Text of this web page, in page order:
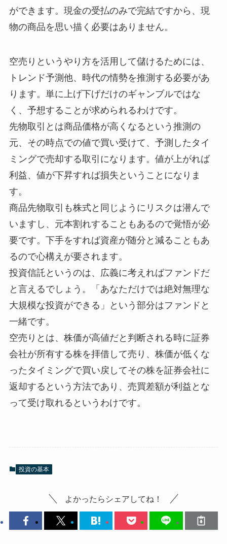
ができます。現金の受払のみで完結ですから、現
物の商品を思い描く必要はありません。
空売りというやり方を活用して儲けるためには、
トレンド予測他、時代の情勢を推測する必要があ
ります。単に上げ下げだけのギャンブルではな
く、予想することが求められるわけです。
先物取引とは商品価格が高くなるという推測の
元、その時点での値で買い受けて、予測したタイ
ミングで売却する取引になります。値が上がれば
利益、値が下昇すれば損失ということになりま
す。
商品先物取引も株式と同じようにリスクは潜んで
いますし、元本割れすることもあるので覚悟が必
要です。下手をすれば資産が随分と減ることもあ
るので心構えが要されます。
投資信託というのは、広義に考えればファンドだ
と言えるでしょう。「あなただけでは絶対無理な
大規模な投資ができる」という部分はファンドと
一緒です。
空売りとは、株価が高値だと判断される時に証券
会社が所有する株を拝借して売り、株価が低くな
ったタイミングで買い戻してその株を証券会社に
返却するという方法であり、売買差額が利益とな
って受け取れるというわけです。
投資の基本
よかったらシェアしてね！